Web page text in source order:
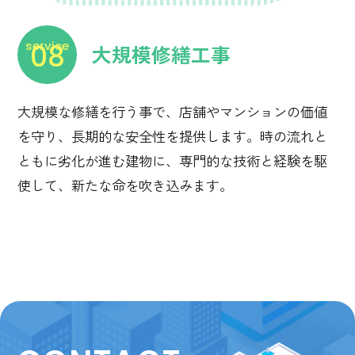
service
08 大規模修繕工事
大規模な修繕を行う事で、店舗やマンションの価値
を守り、長期的な安全性を提供します。時の流れと
ともに劣化が進む建物に、専門的な技術と経験を駆
使して、新たな命を吹き込みます。